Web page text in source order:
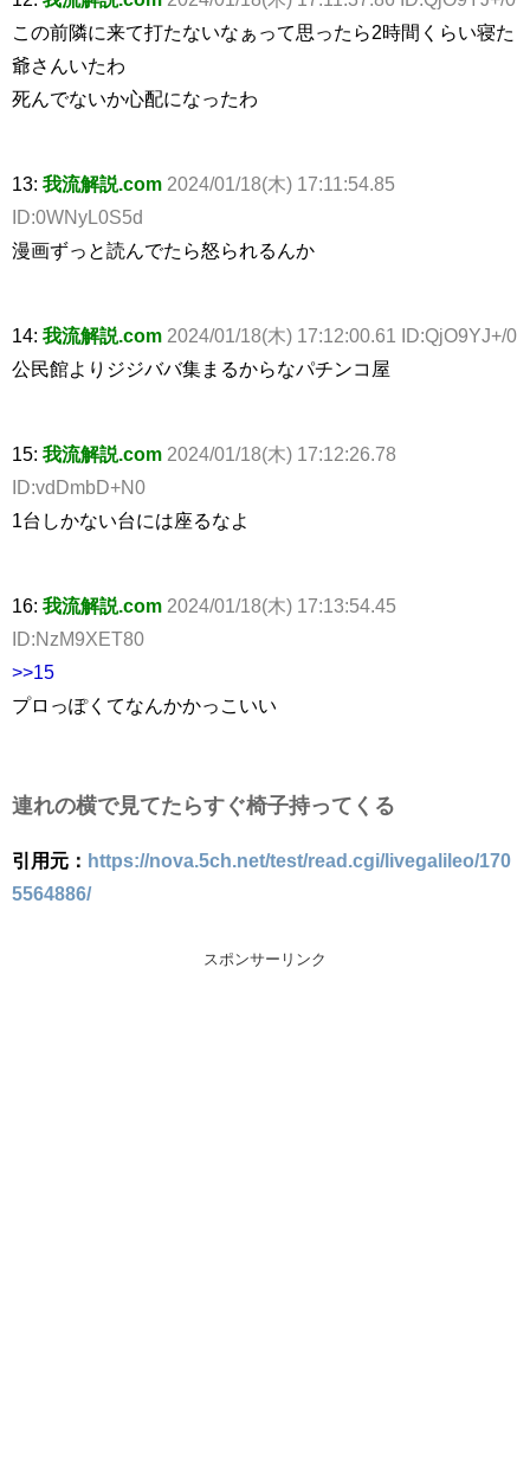
この前隣に来て打たないなぁって思ったら2時間くらい寝た
爺さんいたわ
死んでないか心配になったわ
13: 我流解説.com 2024/01/18(木) 17:11:54.85
ID:0WNyL0S5d
漫画ずっと読んでたら怒られるんか
14: 我流解説.com 2024/01/18(木) 17:12:00.61 ID:QjO9YJ+/0
公民館よりジジババ集まるからなパチンコ屋
15: 我流解説.com 2024/01/18(木) 17:12:26.78
ID:vdDmbD+N0
1台しかない台には座るなよ
16: 我流解説.com 2024/01/18(木) 17:13:54.45
ID:NzM9XET80
>>15
プロっぽくてなんかかっこいい
連れの横で見てたらすぐ椅子持ってくる
引用元： https://nova.5ch.net/test/read.cgi/livegalileo/170
5564886/
スポンサーリンク